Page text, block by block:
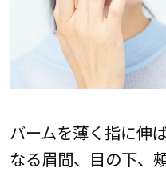
バームを薄く指に伸
なる眉間、目の下、